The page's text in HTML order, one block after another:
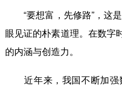
“要想富，先修路”，这
眼见证的朴素道理。在数字
的内涵与创造力。
近年来，我国不断加强